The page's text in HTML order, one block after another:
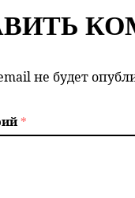
не будет
*